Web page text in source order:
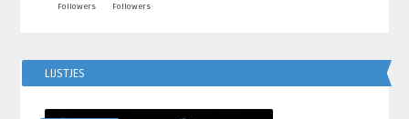
Followers Followers
LIJSTJES